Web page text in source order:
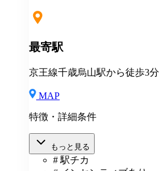
最寄駅
京王線千歳烏山駅から徒歩3分
MAP
特徴・詳細条件
もっと見る
# 駅チカ